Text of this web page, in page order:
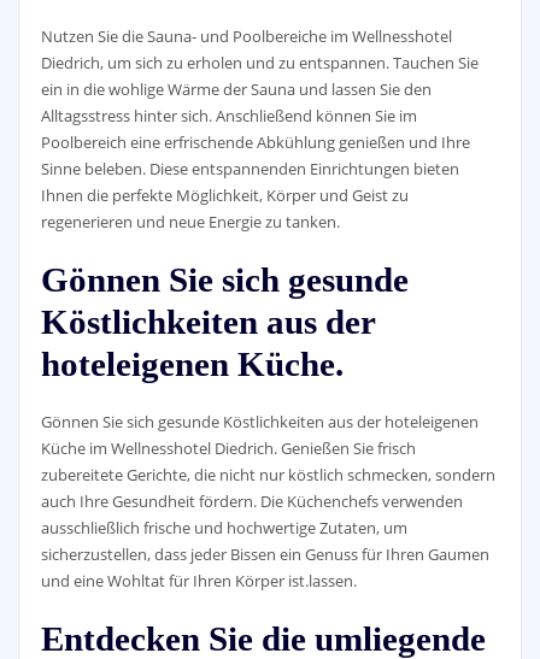
Nutzen Sie die Sauna- und Poolbereiche im Wellnesshotel
Diedrich, um sich zu erholen und zu entspannen. Tauchen Sie
ein in die wohlige Wärme der Sauna und lassen Sie den
Alltagsstress hinter sich. Anschließend können Sie im
Poolbereich eine erfrischende Abkühlung genießen und Ihre
Sinne beleben. Diese entspannenden Einrichtungen bieten
Ihnen die perfekte Möglichkeit, Körper und Geist zu
regenerieren und neue Energie zu tanken.
Gönnen Sie sich gesunde
Köstlichkeiten aus der
hoteleigenen Küche.
Gönnen Sie sich gesunde Köstlichkeiten aus der hoteleigenen
Küche im Wellnesshotel Diedrich. Genießen Sie frisch
zubereitete Gerichte, die nicht nur köstlich schmecken, sondern
auch Ihre Gesundheit fördern. Die Küchenchefs verwenden
ausschließlich frische und hochwertige Zutaten, um
sicherzustellen, dass jeder Bissen ein Genuss für Ihren Gaumen
und eine Wohltat für Ihren Körper ist.lassen.
Entdecken Sie die umliegende